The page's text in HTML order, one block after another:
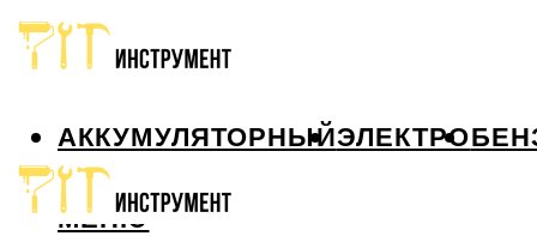
АККУМУЛЯТОРНЫЙЭЛЕКТРО
МЕНЮ